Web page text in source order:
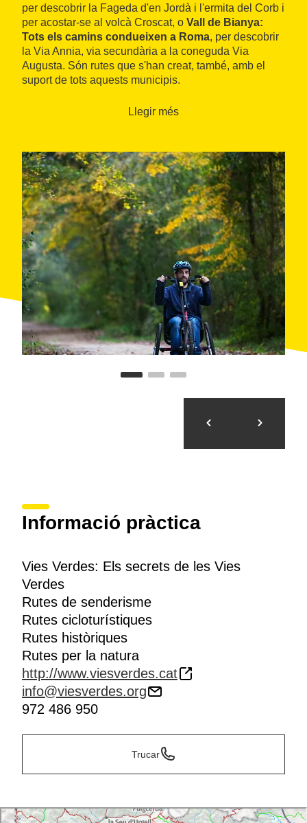
per descobrir la Fageda d'en Jordà i l'ermita del Corb i
per acostar-se al volcà Croscat, o Vall de Bianya:
Tots els camins condueixen a Roma, per descobrir
la Via Annia, via secundària a la coneguda Via
Augusta. Són rutes que s'han creat, també, amb el
suport de tots aquests municipis.
identitat", "Paisatges culturals", "Camins de la natura"
complementàriament mentre es recorren laRuta del
Ferro i del Carbó, laRuta del Carrilet Ii laRuta del
Carrilet II.
Llegir més
Informació pràctica
Vies Verdes: Els secrets de les Vies
Verdes
Rutes de senderisme
Rutes cicloturístiques
Rutes històriques
Rutes per la natura
http://www.viesverdes.cat
info@viesverdes.org
972 486 950
Trucar